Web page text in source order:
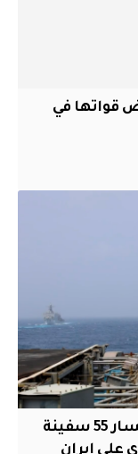
قواتها في
القيادة المركزية الأمريكية: غيرنا مسار 55 سفينة
على إيران